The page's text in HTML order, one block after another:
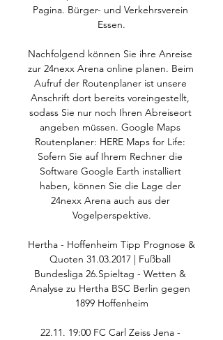
Pagina. Bürger- und Verkehrsverein
Essen.
Nachfolgend können Sie ihre Anreise
zur 24nexx Arena online planen. Beim
Aufruf der Routenplaner ist unsere
Anschrift dort bereits voreingestellt,
sodass Sie nur noch Ihren Abreiseort
angeben müssen. Google Maps
Routenplaner: HERE Maps for Life:
Sofern Sie auf Ihrem Rechner die
Software Google Earth installiert
haben, können Sie die Lage der
24nexx Arena auch aus der
Vogelperspektive.
Hertha - Hoffenheim Tipp Prognose &
Quoten 31.03.2017 | Fußball
Bundesliga 26.Spieltag - Wetten &
Analyse zu Hertha BSC Berlin gegen
1899 Hoffenheim
22.11. 19:00 FC Carl Zeiss Jena -